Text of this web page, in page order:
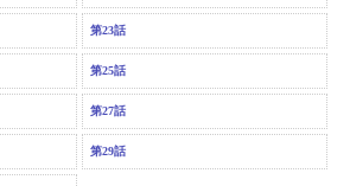
第23話
第25話
第27話
第29話